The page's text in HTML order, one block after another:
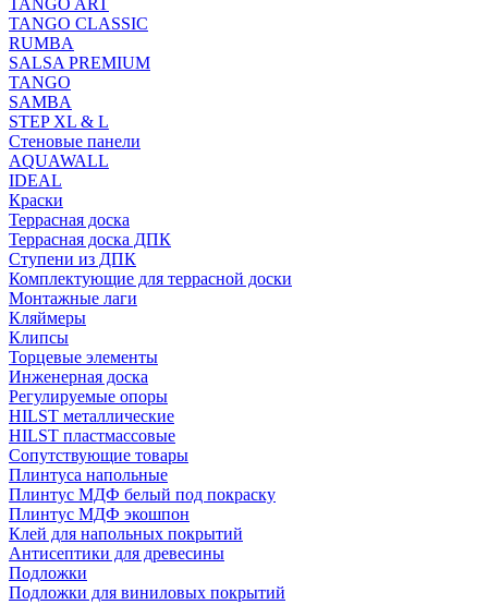
TANGO ART
TANGO CLASSIC
RUMBA
SALSA PREMIUM
TANGO
SAMBA
STEP XL & L
Стеновые панели
AQUAWALL
IDEAL
Краски
Террасная доска
Террасная доска ДПК
Ступени из ДПК
Комплектующие для террасной доски
Монтажные лаги
Кляймеры
Клипсы
Торцевые элементы
Инженерная доска
Регулируемые опоры
HILST металлические
HILST пластмассовые
Сопутствующие товары
Плинтуса напольные
Плинтус МДФ белый под покраску
Плинтус МДФ экошпон
Клей для напольных покрытий
Антисептики для древесины
Подложки
Подложки для виниловых покрытий